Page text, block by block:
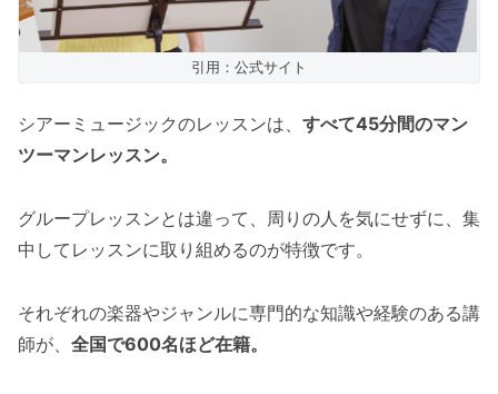
引用：公式サイト
シアーミュージックのレッスンは、 すべて45分間のマン
ツーマンレッスン。
グループレッスンとは違って、周りの人を気にせずに、集
中してレッスンに取り組めるのが特徴です。
それぞれの楽器やジャンルに専門的な知識や経験のある講
師が、 全国で600名ほど在籍。